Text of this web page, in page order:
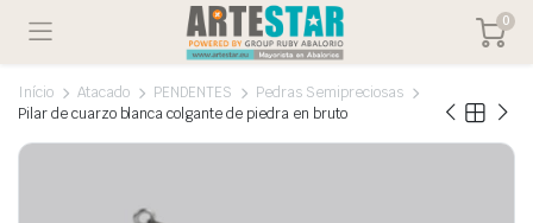
0
Início Atacado PENDENTES
Pedras Semipreciosas
Pilar de cuarzo blanca colgante de piedra en bruto